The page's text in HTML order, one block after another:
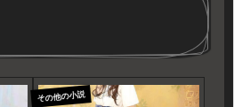
その他の小説